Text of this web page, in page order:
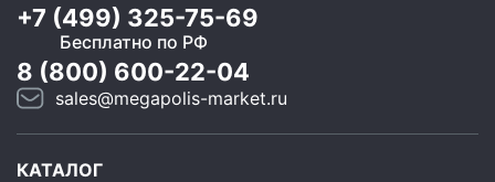
+7 (499) 325-75-69
Бесплатно по РФ
8 (800) 600-22-04
sales@megapolis-market.ru
КАТАЛОГ